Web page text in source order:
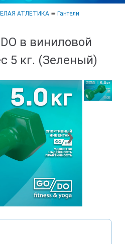
АТЛЕТИКА ➠Гантели
в виниловой
5 кг. (Зеленый)
❯